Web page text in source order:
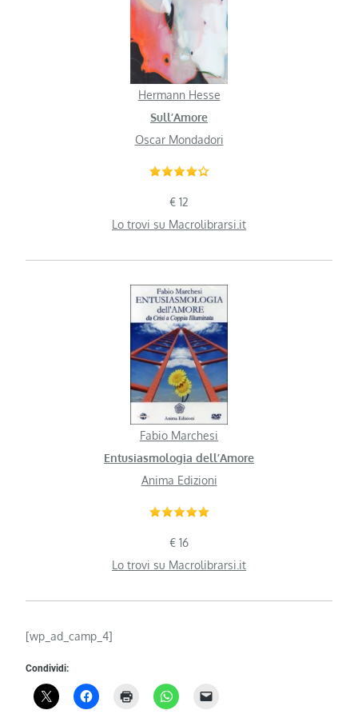
Hermann Hesse
Sull’Amore
Oscar Mondadori
€ 12
Lo trovi su Macrolibrarsi.it
Fabio Marchesi
Entusiasmologia dell’Amore
Anima Edizioni
€ 16
Lo trovi su Macrolibrarsi.it
[wp_ad_camp_4]
Condividi: